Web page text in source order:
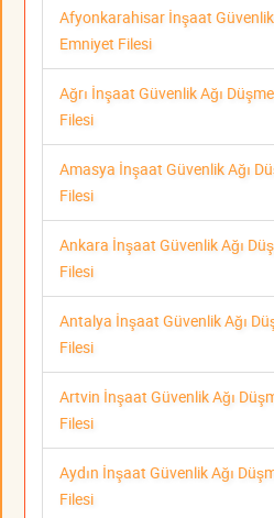
Afyonkarahisar İnşaat
Emniyet Filesi
Ağrı İnşaat Güvenlik Ağı
Filesi
Amasya İnşaat Güvenlik Ağı
Filesi
Ankara İnşaat Güvenlik Ağı
Filesi
Antalya İnşaat Güvenlik Ağı
Filesi
Artvin İnşaat Güvenlik Ağı
Filesi
Aydın İnşaat Güvenlik Ağı
Filesi